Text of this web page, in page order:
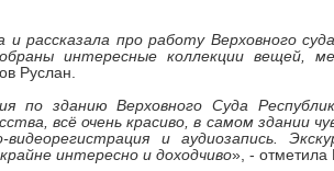
и рассказала про работу Верховного
интересные коллекции вещей,
Руслан.
по зданию Верховного Суда
всё очень красиво, в самом здании
и аудиозапись.
интересно и доходчиво», - отметила